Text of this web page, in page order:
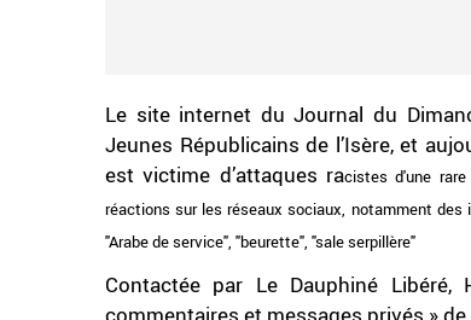
Le site internet du Journal du
Jeunes Républicains de l’Isère, et
est victime d’attaques racistes d'une
réactions sur les réseaux sociaux, notamment
"Arabe de service", "beurette", "sale serpillère"
Contactée par Le Dauphiné